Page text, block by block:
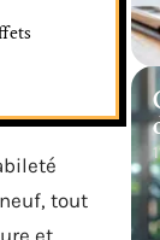
tout
et